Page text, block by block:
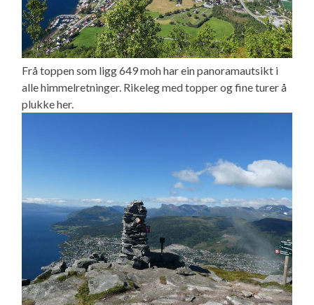
Frå toppen som ligg 649 moh har ein panoramautsikt i
alle himmelretninger. Rikeleg med topper og fine turer å
plukke her.